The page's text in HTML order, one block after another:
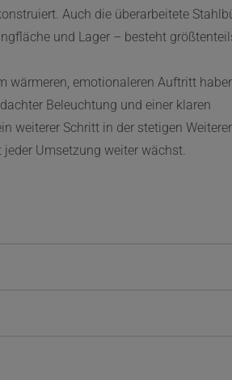
Auch die überarbeitete
und Lager – besteht
wärmeren, emotionaleren Auftritt
Beleuchtung und einer klaren
weiterer Schritt in der stetigen
Umsetzung weiter wächst.